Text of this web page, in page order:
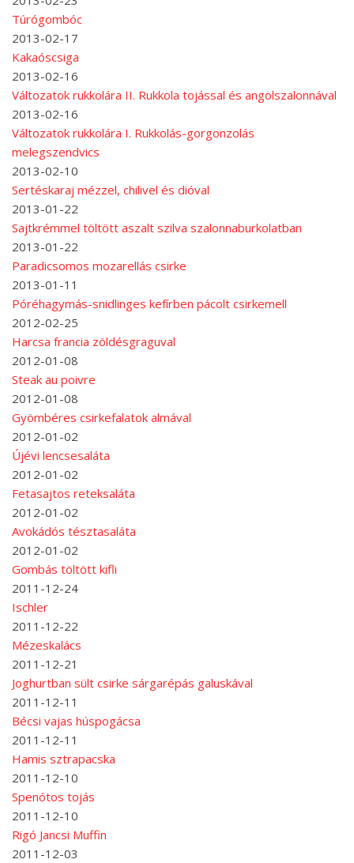
Túrógombóc
2013-02-17
Kakaóscsiga
2013-02-16
Változatok rukkolára II. Rukkola tojással és angolszalonnával
2013-02-16
Változatok rukkolára I. Rukkolás-gorgonzolás
melegszendvics
2013-02-10
Sertéskaraj mézzel, chilivel és dióval
2013-01-22
Sajtkrémmel töltött aszalt szilva szalonnaburkolatban
2013-01-22
Paradicsomos mozarellás csirke
2013-01-11
Póréhagymás-snidlinges kefírben pácolt csirkemell
2012-02-25
Harcsa francia zöldésgraguval
2012-01-08
Steak au poivre
2012-01-08
Gyömbéres csirkefalatok almával
2012-01-02
Újévi lencsesaláta
2012-01-02
Fetasajtos reteksaláta
2012-01-02
Avokádós tésztasaláta
2012-01-02
Gombás töltött kifli
2011-12-24
Ischler
2011-12-22
Mézeskalács
2011-12-21
Joghurtban sült csirke sárgarépás galuskával
2011-12-11
Bécsi vajas húspogácsa
2011-12-11
Hamis sztrapacska
2011-12-10
Spenótos tojás
2011-12-10
Rigó Jancsi Muffin
2011-12-03